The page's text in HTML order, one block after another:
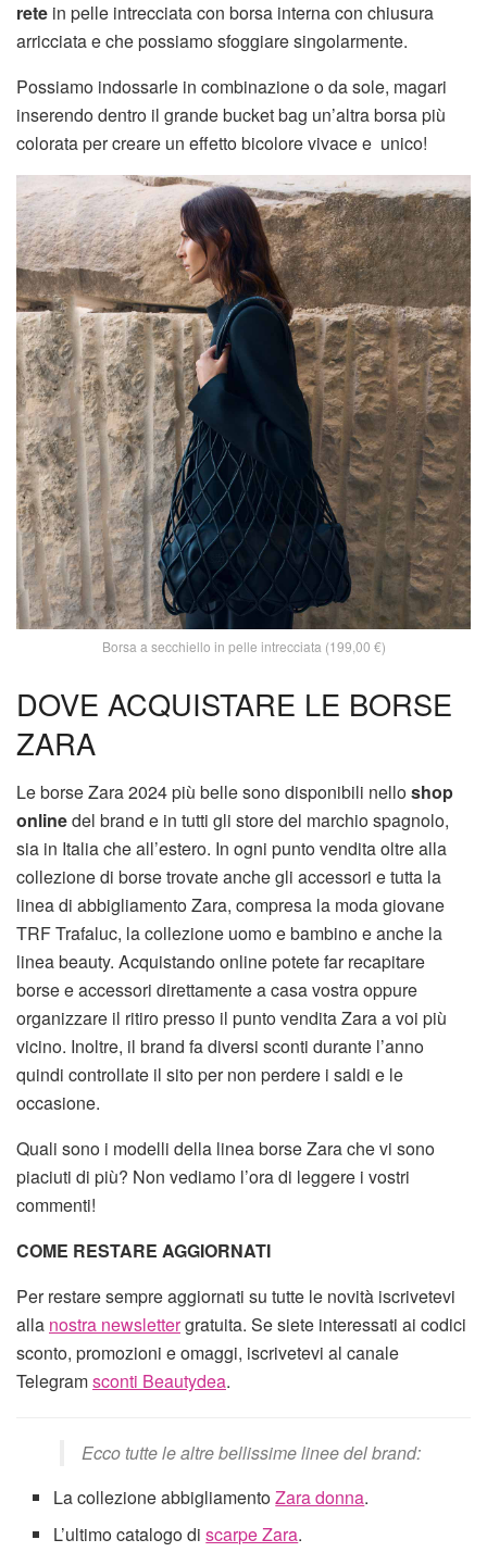
rete in pelle intrecciata con borsa interna con chiusura
arricciata e che possiamo sfoggiare singolarmente.
Possiamo indossarle in combinazione o da sole, magari
inserendo dentro il grande bucket bag un’altra borsa più
colorata per creare un effetto bicolore vivace e unico!
Borsa a secchiello in pelle intrecciata (199,00 €)
DOVE ACQUISTARE LE BORSE
ZARA
Le borse Zara 2024 più belle sono disponibili nelloshop
onlinedel brand e in tutti gli store del marchio spagnolo,
sia in Italia che all’estero. In ogni punto vendita oltre alla
collezione di borse trovate anche gli accessori e tutta la
linea di abbigliamento Zara, compresa la moda giovane
TRF Trafaluc, la collezione uomo e bambino e anche la
linea beauty. Acquistando online potete far recapitare
borse e accessori direttamente a casa vostra oppure
organizzare il ritiro presso il punto vendita Zara a voi più
vicino. Inoltre, il brand fa diversi sconti durante l’anno
quindi controllate il sito per non perdere i saldi e le
occasione.
Quali sono i modelli della linea borse Zara che vi sono
piaciuti di più? Non vediamo l’ora di leggere i vostri
commenti!
COME RESTARE AGGIORNATI
Per restare sempre aggiornati su tutte le novità iscrivetevi
alla nostra newslettergratuita. Se siete interessati ai codici
sconto, promozioni e omaggi, iscrivetevi al canale
Telegramsconti Beautydea.
Ecco tutte le altre bellissime linee del brand:
La collezione abbigliamentoZara donna.
L’ultimo catalogo discarpe Zara.